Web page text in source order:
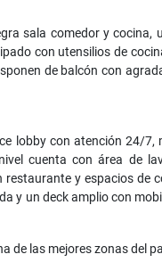
sala comedor y cocina,
con utensilios de
de balcón con
lobby con atención 24/
cuenta con área de
y espacios de
y un deck amplio con
de las mejores zonas del